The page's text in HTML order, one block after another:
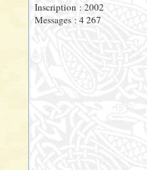
Inscription : 2002
Messages : 4 267